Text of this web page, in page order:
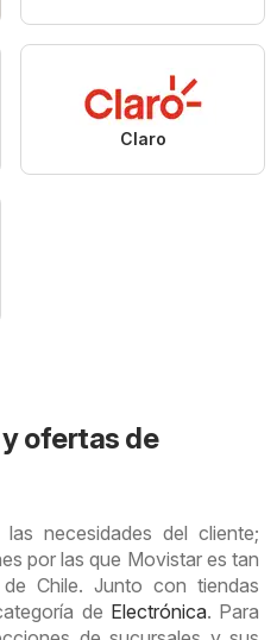
Claro
ofertas de
necesidades del cliente;
por las que Movistar es tan
Chile. Junto con tiendas
de Electrónica. Para